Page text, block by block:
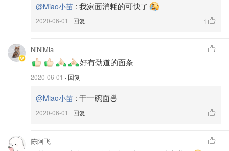
4⃣️ 醒好的面团分成三份，用大擀面杖擀开成一个大大大大
撒些面粉以防干粘
@Miao小苗 : 我家面消耗的可快了
2020-06-01 · 回复 1
NiNiMia
好有劲道的面条
2020-06-01 · 回复
@Miao小苗 : 干一碗面🍜
2020-06-01 · 回复
陈阿飞